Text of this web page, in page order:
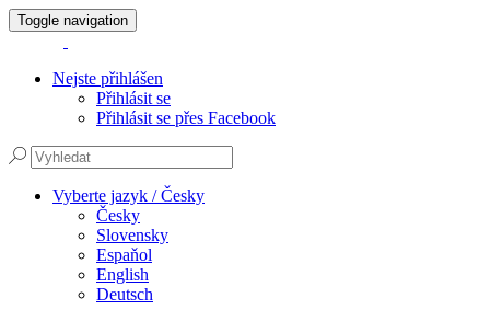
Toggle navigation
Nejste přihlášen
Přihlásit se
Přihlásit se přes Facebook
Vyberte jazyk / Česky
Česky
Slovensky
Espaňol
English
Deutsch